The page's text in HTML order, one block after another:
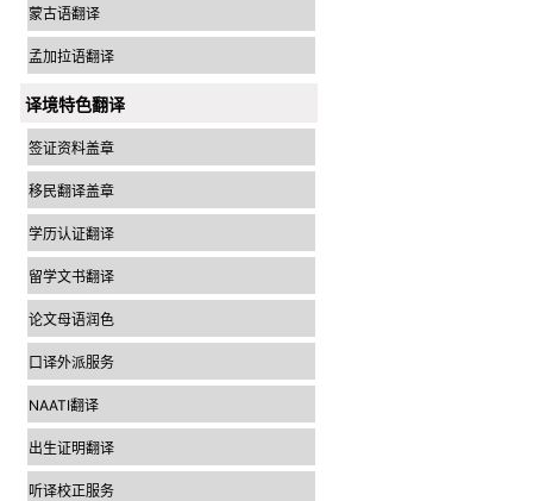
蒙古语翻译
孟加拉语翻译
译境特色翻译
签证资料盖章
移民翻译盖章
学历认证翻译
留学文书翻译
论文母语润色
口译外派服务
NAATI翻译
出生证明翻译
听译校正服务